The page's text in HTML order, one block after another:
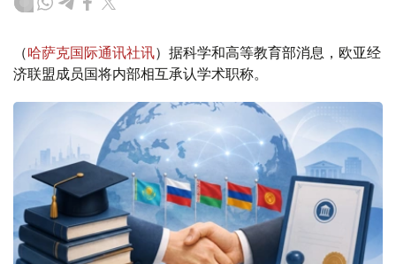
（哈萨克国际通讯社讯）据科学和高等教育部消息，欧亚经
济联盟成员国将内部相互承认学术职称。